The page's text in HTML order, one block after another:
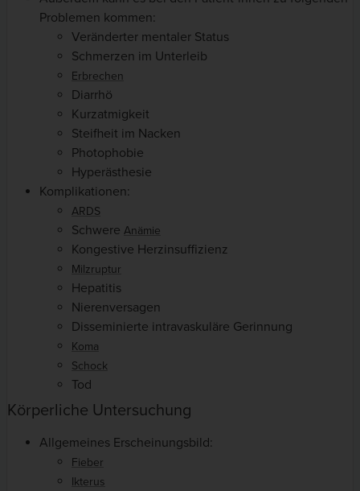
Problemen kommen:
Veränderter mentaler Status
Schmerzen im Unterleib
Erbrechen
Diarrhö
Kurzatmigkeit
Steifheit im Nacken
Photophobie
Hyperästhesie
Komplikationen:
ARDS
Schwere Anämie
Kongestive Herzinsuffizienz
Milzruptur
Hepatitis
Nierenversagen
Disseminierte intravaskuläre Gerinnung
Koma
Schock
Tod
Körperliche Untersuchung
Allgemeines Erscheinungsbild:
Fieber
Ikterus